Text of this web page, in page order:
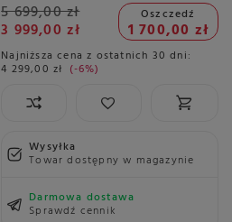
5 699,00 zł
3 999,00 zł
Oszczedź
1 700,00 zł
Najniższa cena z ostatnich 30 dni:
4 299,00 zł -6%
Wysyłka
Towar dostępny w magazynie
Darmowa dostawa
Sprawdź cennik